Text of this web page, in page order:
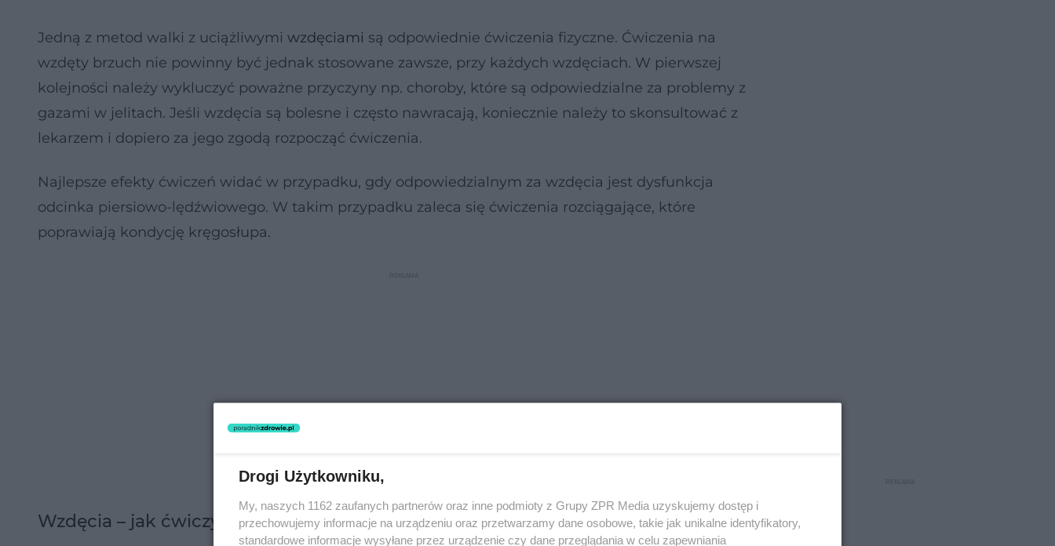
Jedną z metod walki z uciążliwymi wzdęciami są odpowiednie ćwiczenia fizyczne. Ćwiczenia na
wzdęty brzuch nie powinny być jednak stosowane zawsze, przy każdych wzdęciach. W pierwszej
kolejności należy wykluczyć poważne przyczyny np. choroby, które są odpowiedzialne za problemy z
gazami w jelitach. Jeśli wzdęcia są bolesne i często nawracają, koniecznie należy to skonsultować z
lekarzem i dopiero za jego zgodą rozpocząć ćwiczenia.
Najlepsze efekty ćwiczeń widać w przypadku, gdy odpowiedzialnym za wzdęcia jest dysfunkcja
odcinka piersiowo-lędźwiowego. W takim przypadku zaleca się ćwiczenia rozciągające, które
poprawiają kondycję kręgosłupa.
Wzdęcia – jak ćwiczyć?
Drogi Użytkowniku,
My, naszych 1162 zaufanych partnerów oraz inne podmioty z Grupy ZPR Media uzyskujemy dostęp i
przechowujemy informacje na urządzeniu oraz przetwarzamy dane osobowe, takie jak unikalne identyfikatory,
standardowe informacje wysyłane przez urządzenie czy dane przeglądania w celu zapewniania